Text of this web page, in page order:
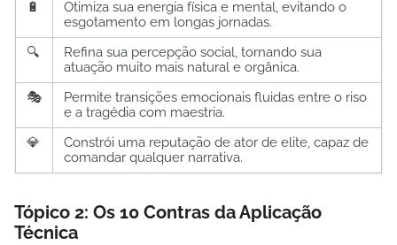
🔋
Otimiza sua energia física e mental, evitando o
esgotamento em longas jornadas.
🔍
Refina sua percepção social, tornando sua
atuação muito mais natural e orgânica.
🎭
Permite transições emocionais fluidas entre o riso
e a tragédia com maestria.
💎
Constrói uma reputação de ator de elite, capaz de
comandar qualquer narrativa.
Tópico 2: Os 10 Contras da Aplicação
Técnica